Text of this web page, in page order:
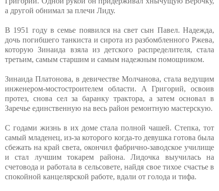
а другой обнимал за плечи Лиду.
В 1951 году в семье появился на свет сын Павел. Надежда,
дочь погибшего танкиста и сирота из разбомбленного Ржева,
которую Зинаида взяла из детского распределителя, стала
третьим, самым старшим и самым надежным помощником.
Зинаида Платонова, в девичестве Молчанова, стала ведущим
инженером-мостостроителем области. А Григорий, освоив
протез, снова сел за баранку трактора, а затем основал в
Заречье единственную на весь район ремонтную мастерскую.
С годами жизнь в их доме стала полной чашей. Степка, тот
самый младенец, из-за которого когда-то девушка готова была
сбежать на край света, окончил фабрично-заводское училище
и стал лучшим токарем района. Лидочка выучилась на
счетовода и работала в сельсовете, найдя свое тихое счастье в
спокойной канцелярской работе, вдали от голода и тифа.